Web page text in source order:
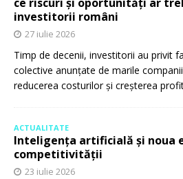
investitorii români
27 iulie 2026
Timp de decenii, investitorii au privit
colective anunțate de marile
reducerea costurilor și creșterea
ACTUALITATE
Inteligența artificială și noua
competitivității
23 iulie 2026